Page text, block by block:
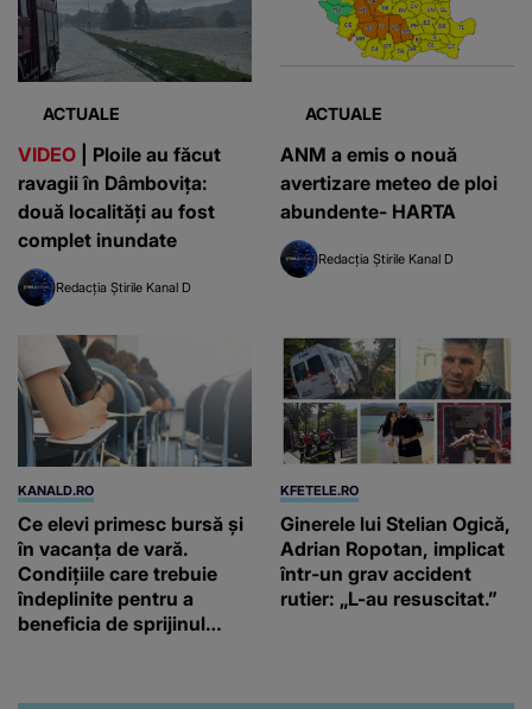
ACTUALE
VIDEO | Ploile au făcut
ravagii în Dâmbovița:
două localități au fost
complet inundate
Redacția Știrile Kanal D
ACTUALE
ANM a emis o nouă
avertizare meteo de ploi
abundente- HARTA
Redacția Știrile Kanal D
KANALD.RO
Ce elevi primesc bursă și
în vacanța de vară.
Condițiile care trebuie
îndeplinite pentru a
beneficia de sprijinul
KFETELE.RO
Ginerele lui Stelian Ogică,
Adrian Ropotan, implicat
într-un grav accident
rutier: „L-au resuscitat.”